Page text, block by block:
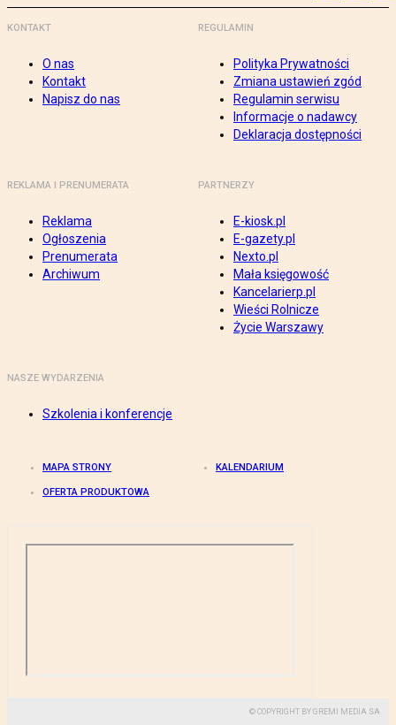
KONTAKT
O nas
Kontakt
Napisz do nas
REGULAMIN
Polityka Prywatności
Zmiana ustawień zgód
Regulamin serwisu
Informacje o nadawcy
Deklaracja dostępności
REKLAMA I PRENUMERATA
Reklama
Ogłoszenia
Prenumerata
Archiwum
PARTNERZY
E-kiosk.pl
E-gazety.pl
Nexto.pl
Mała księgowość
Kancelarierp.pl
Wieści Rolnicze
Życie Warszawy
NASZE WYDARZENIA
Szkolenia i konferencje
MAPA STRONY KALENDARIUM
OFERTA PRODUKTOWA
© COPYRIGHT BY GREMI MEDIA SA